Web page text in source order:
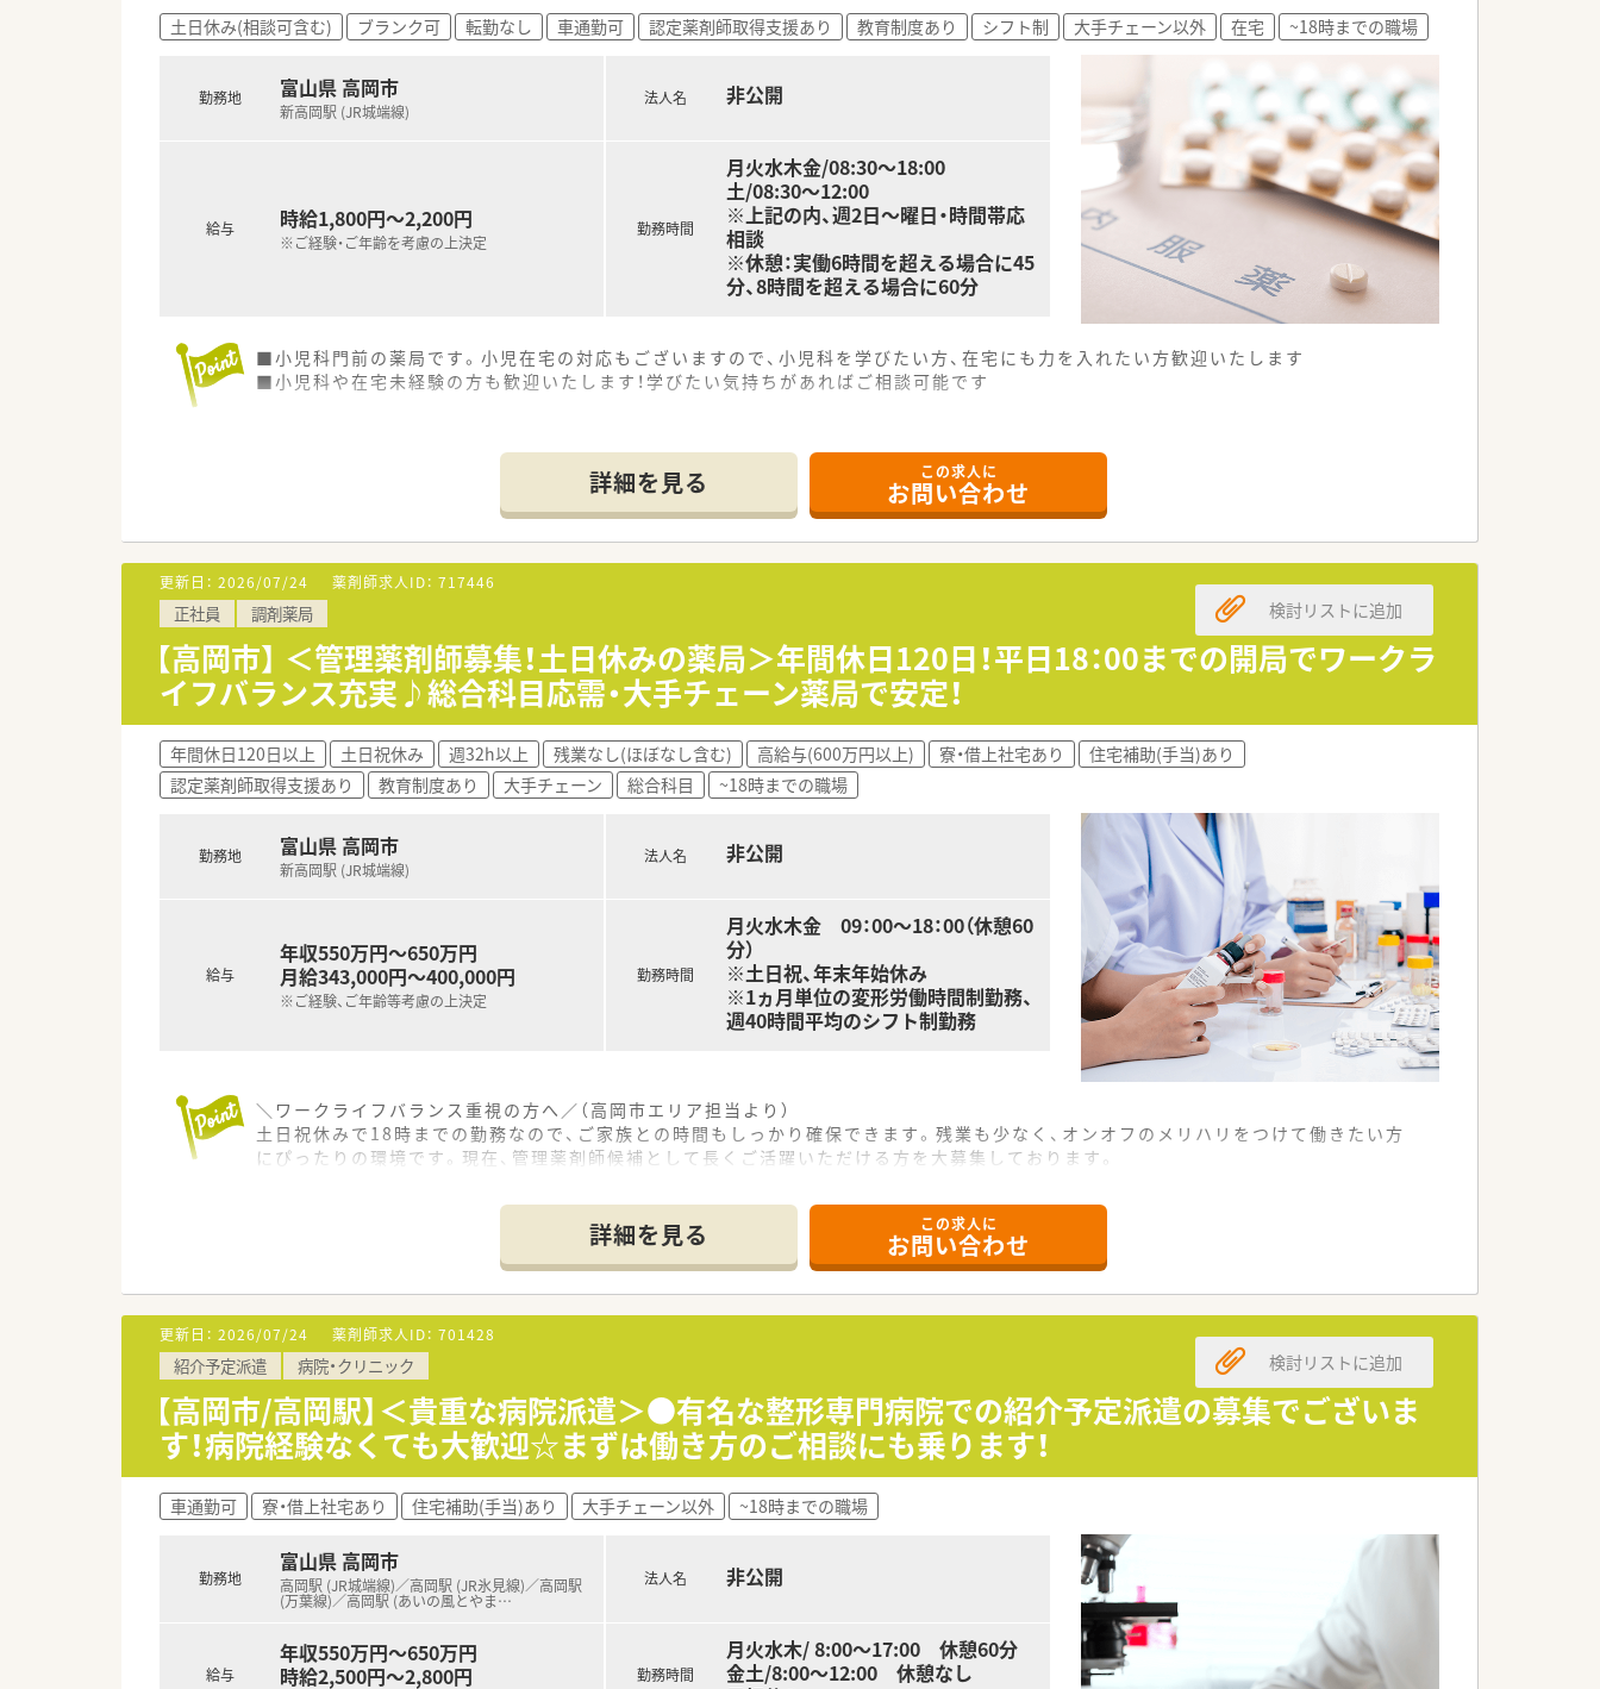
土日休み(相談可含む) ブランク可 転勤なし 車通勤可 認定薬剤師取得支援あり 教育制度あり シフト制 大手チェーン以外 在宅 ~18時までの職場
勤務地 富山県 高岡市
新高岡駅 (JR城端線)
給与 時給1,800円～2,200円
※ご経験・ご年齢を考慮の上決定
法人名 非公開
勤務時間
月火水木金/08:30〜18:00
土/08:30〜12:00
※上記の内、週2日～曜日・時間帯応
相談
※休憩：実働6時間を超える場合に45
分、8時間を超える場合に60分
■小児科門前の薬局です。小児在宅の対応もございますので、小児科を学びたい方、在宅にも力を入れたい方歓迎いたします
■小児科や在宅未経験の方も歓迎いたします！学びたい気持ちがあればご相談可能です
詳細を見る この求人に
お問い合わせ
更新日： 2026/07/24 薬剤師求人ID： 717446
正社員 調剤薬局
【高岡市】 ＜管理薬剤師募集！土日休みの薬局＞年間休日120日！平日18：00までの開局でワークラ
イフバランス充実♪総合科目応需・大手チェーン薬局で安定！
検討リストに追加
年間休日120日以上 土日祝休み 週32h以上 残業なし(ほぼなし含む) 高給与(600万円以上) 寮・借上社宅あり
住宅補助(手当)あり
認定薬剤師取得支援あり
教育制度あり 大手チェーン 総合科目 ~18時までの職場
勤務地 富山県 高岡市
新高岡駅 (JR城端線)
給与
年収550万円～650万円
月給343,000円～400,000円
※ご経験、ご年齢等考慮の上決定
法人名 非公開
勤務時間
月火水木金 09：00～18：00（休憩60
分）
※土日祝、年末年始休み
※1ヵ月単位の変形労働時間制勤務、
週40時間平均のシフト制勤務
＼ワークライフバランス重視の方へ／（高岡市エリア担当より）
土日祝休みで18時までの勤務なので、ご家族との時間もしっかり確保できます。残業も少なく、オンオフのメリハリをつけて働きたい方
にぴったりの環境です。現在、管理薬剤師候補として長くご活躍いただける方を大募集しております。
【店舗情報と応需状況について】
■新高岡駅から徒歩10分の好立地にあり、通勤に便利な総合病院の門前にある調剤薬局です。
■内科や外科をはじめとした多岐にわたる科目の処方箋を1日平均70枚ほど応需しています。
■幅広い疾患の患者様が来局されるため、働きながら自然と多くの知識を習得できる環境です。
【法人特徴について】
■全国に150店舗以上を展開しており、医療や福祉事業を幅広く手掛ける安定した大手企業です。
■現場の意見を尊重する風土があり、過誤防止システムなど従業員を守る体制が整備されています。
■有給休暇の平均消化日数は10日と非常に高く、定着率が良いことも大きな魅力のひとつです。
【こんな取り組みをしています】
■薬剤師業務をより対人業務へとシフトさせるため、調剤事務による積極的なフォローを推進中です。
■全店舗にバーコードを用いた過誤防止システムを導入し、安心と安全の医療提供に努めています。
■15分単位で受講できるe-ラーニングを導入しており、業務の隙間時間で効率良く学習できます。
【こんな方が活躍中】
■平均年齢は40歳と少し高めで、落ち着いた雰囲気の中でベテランのスタッフも多数活躍しています。
■ワークライフバランスを大切にしながら、長く働き続けたいと考える多くの方が在籍しております。
■患者様とのコミュニケーションを重視し、地域医療への貢献にやりがいを見出す方が活躍中です。
詳細を見る この求人に
お問い合わせ
更新日： 2026/07/24 薬剤師求人ID： 701428
紹介予定派遣 病院・クリニック
【高岡市/高岡駅】＜貴重な病院派遣＞●有名な整形専門病院での紹介予定派遣の募集でございま
す！病院経験なくても大歓迎☆まずは働き方のご相談にも乗ります！
検討リストに追加
車通勤可 寮・借上社宅あり 住宅補助(手当)あり 大手チェーン以外 ~18時までの職場
勤務地
富山県 高岡市
高岡駅 (JR城端線)／高岡駅 (JR氷見線)／高岡駅
(万葉線)／高岡駅 (あいの風とやま…
給与
年収550万円～650万円
時給2,500円～2,800円
法人名 非公開
勤務時間
月火水木/ 8:00〜17:00 休憩60分
金土/8:00〜12:00 休憩なし